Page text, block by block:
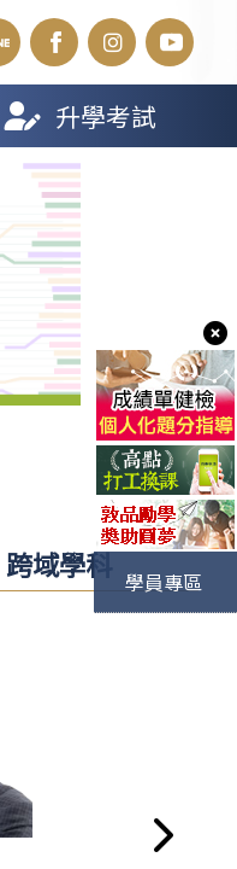
升學考試
跨域學科 學員專區